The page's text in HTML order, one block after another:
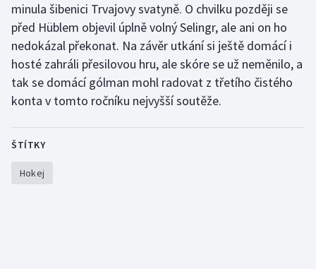
Ragby
Rychlobruslení
Rychlostní kanoistika
Sportovní střelba
minula šibenici Trvajovy svatyně. O chvilku později se
před Hüblem objevil úplně volný Selingr, ale ani on ho
nedokázal překonat. Na závěr utkání si ještě domácí i
hosté zahráli přesilovou hru, ale skóre se už neměnilo, a
tak se domácí gólman mohl radovat z třetího čistého
konta v tomto ročníku nejvyšší soutěže.
ŠTÍTKY
Hokej